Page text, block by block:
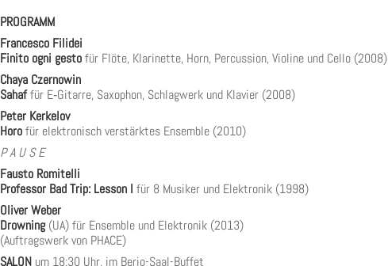
PROGRAMM
Francesco Filidei
Finito ogni gestofür Flöte, Klarinette, Horn, Percussion, Violine und Cello (2008)
Chaya Czernowin
Sahaffür E‐Gitarre, Saxophon, Schlagwerk und Klavier (2008)
Peter Kerkelov
Horofür elektronisch verstärktes Ensemble (2010)
P A U S E
Fausto Romitelli
Professor Bad Trip: Lesson I für 8 Musiker und Elektronik (1998)
Oliver Weber
Drowning(UA) für Ensemble und Elektronik (2013)
(Auftragswerk von PHACE)
SALON um 18:30 Uhr, im Berio-Saal-Buffet